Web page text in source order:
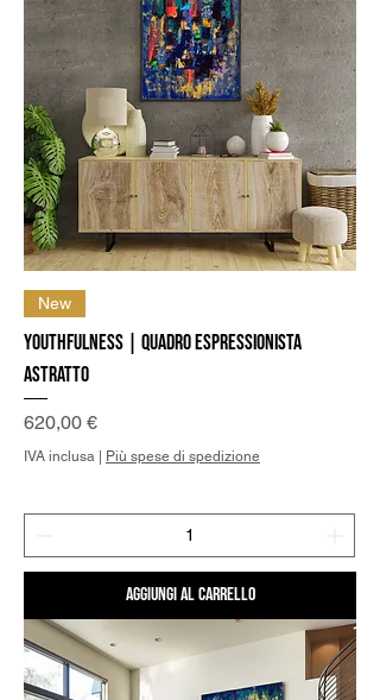
New
Youthfulness | Quadro Espressionista
Astratto
Prezzo
620,00 €
IVA inclusa Più spese di spedizione
Aggiungi al carrello